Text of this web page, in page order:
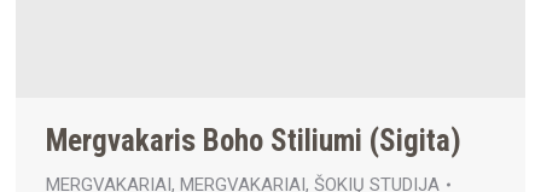
Mergvakaris Boho Stiliumi (Sigita)
MERGVAKARIAI , MERGVAKARIAI , ŠOKIŲ STUDIJA